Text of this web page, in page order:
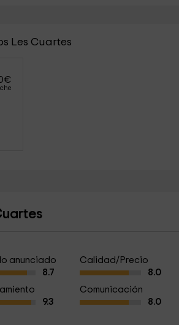
Les Cuartes
€
lo anunciado
8.7
Calidad/Precio
8.0
9.3
Comunicación
8.0